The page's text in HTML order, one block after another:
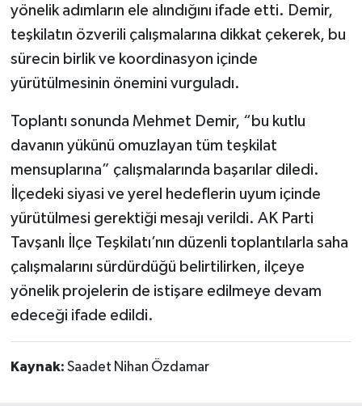
yönelik adımların ele alındığını ifade etti. Demir,
teşkilatın özverili çalışmalarına dikkat çekerek, bu
sürecin birlik ve koordinasyon içinde
yürütülmesinin önemini vurguladı.
Toplantı sonunda Mehmet Demir, “bu kutlu
davanın yükünü omuzlayan tüm teşkilat
mensuplarına” çalışmalarında başarılar diledi.
İlçedeki siyasi ve yerel hedeflerin uyum içinde
yürütülmesi gerektiği mesajı verildi. AK Parti
Tavşanlı İlçe Teşkilatı’nın düzenli toplantılarla saha
çalışmalarını sürdürdüğü belirtilirken, ilçeye
yönelik projelerin de istişare edilmeye devam
edeceği ifade edildi.
Kaynak: Saadet Nihan Özdamar